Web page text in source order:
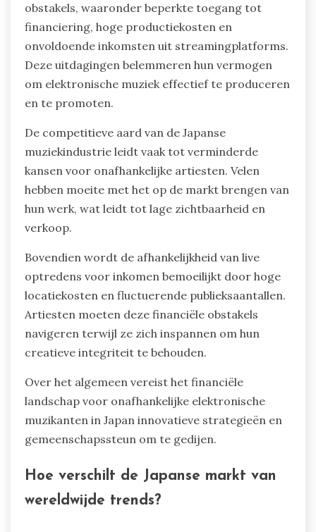
obstakels, waaronder beperkte toegang tot
financiering, hoge productiekosten en
onvoldoende inkomsten uit streamingplatforms.
Deze uitdagingen belemmeren hun vermogen
om elektronische muziek effectief te produceren
en te promoten.
De competitieve aard van de Japanse
muziekindustrie leidt vaak tot verminderde
kansen voor onafhankelijke artiesten. Velen
hebben moeite met het op de markt brengen van
hun werk, wat leidt tot lage zichtbaarheid en
verkoop.
Bovendien wordt de afhankelijkheid van live
optredens voor inkomen bemoeilijkt door hoge
locatiekosten en fluctuerende publieksaantallen.
Artiesten moeten deze financiële obstakels
navigeren terwijl ze zich inspannen om hun
creatieve integriteit te behouden.
Over het algemeen vereist het financiële
landschap voor onafhankelijke elektronische
muzikanten in Japan innovatieve strategieën en
gemeenschapssteun om te gedijen.
Hoe verschilt de Japanse markt van
wereldwijde trends?